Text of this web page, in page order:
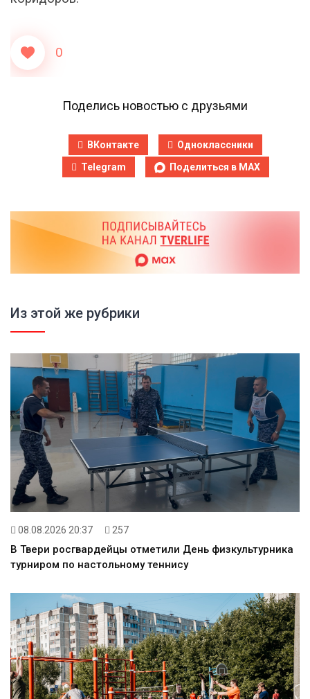
0
Поделись новостью с друзьями
ВКонтакте
Одноклассники
Telegram
Поделиться в MAX
Из этой же рубрики
08.08.2026 20:37 257
В Твери росгвардейцы отметили День физкультурника
турниром по настольному теннису